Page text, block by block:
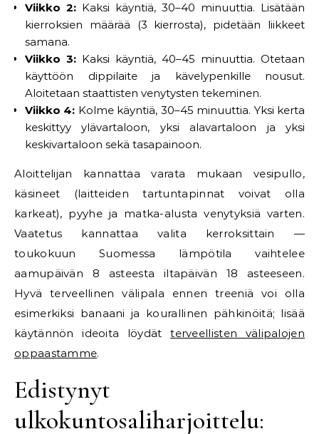
Viikko 2: Kaksi käyntiä, 30–40 minuuttia. Lisätään
kierroksien määrää (3 kierrosta), pidetään liikkeet
samana.
Viikko 3: Kaksi käyntiä, 40–45 minuuttia. Otetaan
käyttöön dippilaite ja kävelypenkille nousut.
Aloitetaan staattisten venytysten tekeminen.
Viikko 4: Kolme käyntiä, 30–45 minuuttia. Yksi kerta
keskittyy ylävartaloon, yksi alavartaloon ja yksi
keskivartaloon sekä tasapainoon.
Aloittelijan kannattaa varata mukaan vesipullo,
käsineet (laitteiden tartuntapinnat voivat olla
karkeat), pyyhe ja matka-alusta venytyksiä varten.
Vaatetus kannattaa valita kerroksittain —
toukokuun Suomessa lämpötila vaihtelee
aamupäivän 8 asteesta iltapäivän 18 asteeseen.
Hyvä terveellinen välipala ennen treeniä voi olla
esimerkiksi banaani ja kourallinen pähkinöitä; lisää
käytännön ideoita löydätterveellisten välipalojen
oppaastamme.
Edistynyt
ulkokuntosaliharjoittelu: